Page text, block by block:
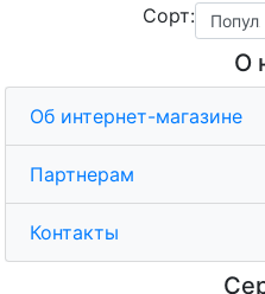
Сорт:
О
Об интернет-магазине
Партнерам
Контакты